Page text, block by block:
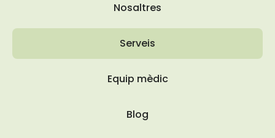
Nosaltres
Serveis
Equip mèdic
Blog